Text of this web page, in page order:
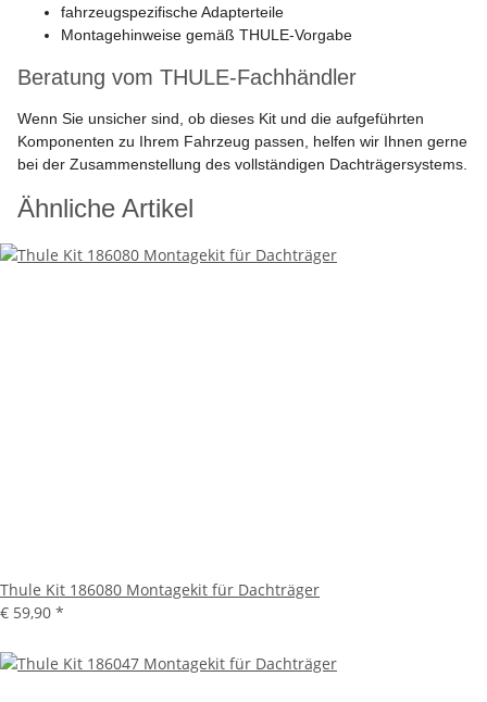
fahrzeugspezifische Adapterteile
Montagehinweise gemäß THULE-Vorgabe
Beratung vom THULE-Fachhändler
Wenn Sie unsicher sind, ob dieses Kit und die aufgeführten
Komponenten zu Ihrem Fahrzeug passen, helfen wir Ihnen gerne
bei der Zusammenstellung des vollständigen Dachträgersystems.
Ähnliche Artikel
Thule Kit 186080 Montagekit für Dachträger
€ 59,90 *